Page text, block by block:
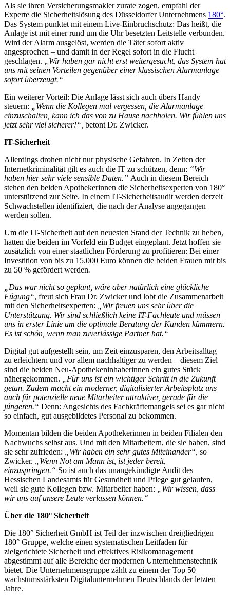
Als sie ihren Versicherungsmakler zurate zogen, empfahl der
Experte die Sicherheitslösung des Düsseldorfer Unternehmens 180°.
Das System punktet mit einem Live-Einbruchschutz: Das heißt, die
Anlage ist mit einer rund um die Uhr besetzten Leitstelle verbunden.
Wird der Alarm ausgelöst, werden die Täter sofort aktiv
angesprochen – und damit in der Regel sofort in die Flucht
geschlagen.
„Wir haben gar nicht erst weitergesucht, das System hat
uns mit seinen Vorteilen gegenüber einer klassischen Alarmanlage
sofort überzeugt.“
Ein weiterer Vorteil: Die Anlage lässt sich auch übers Handy
steuern:
„Wenn die Kollegen mal vergessen, die Alarmanlage
einzuschalten, kann ich das von zu Hause nachholen. Wir fühlen uns
jetzt sehr viel sicherer!“, betont Dr. Zwicker.
IT-Sicherheit
Allerdings drohen nicht nur physische Gefahren. In Zeiten der
Internetkriminalität gilt es auch die IT zu schützen, denn: “Wir
haben hier sehr viele sensible Daten.” Auch in diesem Bereich
stehen den beiden Apothekerinnen die Sicherheitsexperten von 180°
unterstützend zur Seite. In einem IT-Sicherheitsaudit werden derzeit
Schwachstellen identifiziert, die nach der Analyse angegangen
werden sollen.
Um die IT-Sicherheit auf den neuesten Stand der Technik zu heben,
hatten die beiden im Vorfeld ein Budget eingeplant. Jetzt hoffen sie
zusätzlich von einer staatlichen Förderung zu profitieren: Bei einer
Investition von bis zu 15.000 Euro können die beiden Frauen mit bis
zu 50 % gefördert werden.
„Das war nicht so geplant, wäre aber natürlich eine glückliche
Fügung“, freut sich Frau Dr. Zwicker und lobt die Zusammenarbeit
mit den Sicherheitsexperten:
„Wir freuen uns sehr über die
Unterstützung. Wir sind schließlich keine IT-Fachleute und müssen
uns in erster Linie um die optimale Beratung der Kunden kümmern.
Es ist schön, wenn man zuverlässige Partner hat.“
Digital gut aufgestellt sein, um Zeit einzusparen, den Arbeitsalltag
zu erleichtern und vor allem nachhaltiger zu werden – diesem Ziel
sind die beiden Neu-Apothekeninhaberinnen ein gutes Stück
nähergekommen.
„Für uns ist ein wichtiger Schritt in die Zukunft
getan. Zudem macht ein moderner, digitalisierter Arbeitsplatz uns
auch für potenzielle neue Mitarbeiter attraktiver, gerade für die
jüngeren.“ Denn: Angesichts des Fachkräftemangels sei es gar nicht
so einfach, gut ausgebildetes Personal zu bekommen.
Momentan bilden die beiden Apothekerinnen in beiden Filialen den
Nachwuchs selbst aus. Und mit den Mitarbeitern, die sie haben, sind
sie sehr zufrieden:
„Wir haben ein sehr gutes Miteinander“, so
Zwicker.
„Wenn Not am Mann ist, ist jeder bereit,
einzuspringen.“ So ist auch das unangekündigte Audit des
Hessischen Landesamts für Gesundheit und Pflege gut gelaufen,
weil sie gute Kollegen bzw. Mitarbeiter haben:
„Wir wissen, dass
wir uns auf unsere Leute verlassen können.“
Über die 180° Sicherheit
Die 180° Sicherheit GmbH ist Teil der inzwischen dreigliedrigen
180° Gruppe, welche einen systematischen Leitfaden für
zielgerichtete Sicherheit und effektives Risikomanagement
abgestimmt auf alle Bereiche der modernen Unternehmenstechnik
bietet. Die Unternehmensgruppe zählt zu einem der Top 50
wachstumsstärksten Digitalunternehmen Deutschlands der letzten
Jahre.